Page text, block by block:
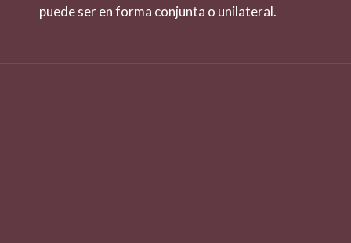
puede ser en forma conjunta o unilateral.